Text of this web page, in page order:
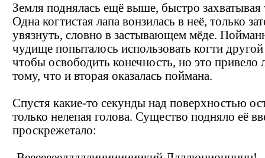
Земля поднялась ещё выше, быстро
Одна когтистая лапа вонзилась в неё, только
увязнуть, словно в застывающем мёде.
чудище попыталось использовать когти
чтобы освободить конечность, но это привело
тому, что и вторая оказалась поймана.
Спустя какие-то секунды над поверхностью
только нелепая голова. Существо подняло её
проскрежетало: